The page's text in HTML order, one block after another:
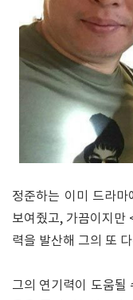
정준하는 이미 드라
보여줬고, 가끔이지만
력을 발산해 그의 또
그의 연기력이 도움될